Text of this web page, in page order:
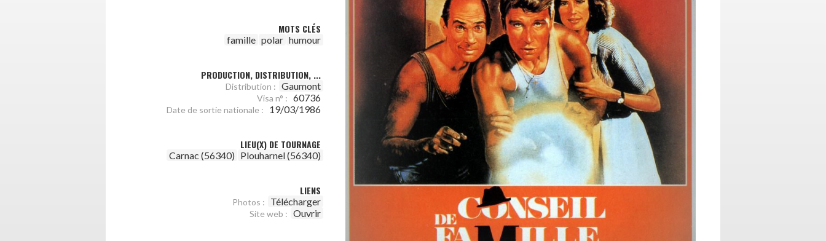
MOTS CLÉS
famille polar humour
PRODUCTION, DISTRIBUTION, ...
Distribution : Gaumont
Visa n° : 60736
Date de sortie nationale : 19/03/1986
LIEU(X) DE TOURNAGE
Carnac (56340) Plouharnel (56340)
LIENS
Photos : Télécharger
Site web : Ouvrir